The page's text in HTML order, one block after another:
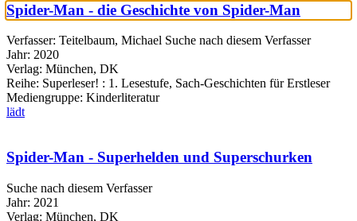
Spider-Man - die Geschichte von Spider-Man
Verfasser: Teitelbaum, Michael Suche nach diesem Verfasser
Jahr: 2020
Verlag: München, DK
Reihe: Superleser! : 1. Lesestufe, Sach-Geschichten für Erstleser
Mediengruppe: Kinderliteratur
lädt
Spider-Man - Superhelden und Superschurken
Suche nach diesem Verfasser
Jahr: 2021
Verlag: München, DK